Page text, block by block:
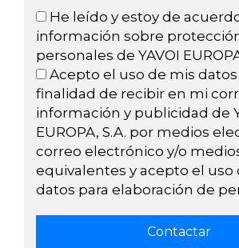
He leído y estoy de
información sobre
personales de YAVOI
Acepto el uso de mis datos
finalidad de recibir en mi
información y publicidad de
EUROPA, S.A. por medios
correo electrónico y/o
equivalentes y acepto el uso
datos para elaboración de